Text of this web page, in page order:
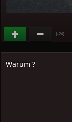
(-24)
Warum ?